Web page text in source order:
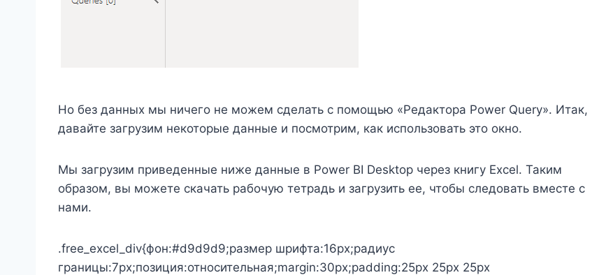
Но без данных мы ничего не можем сделать с помощью «Редактора Power Query». Итак,
давайте загрузим некоторые данные и посмотрим, как использовать это окно.
Мы загрузим приведенные ниже данные в Power BI Desktop через книгу Excel. Таким
образом, вы можете скачать рабочую тетрадь и загрузить ее, чтобы следовать вместе с
нами.
.free_excel_div{фон:#d9d9d9;размер шрифта:16px;радиус
границы:7px;позиция:относительная;margin:30px;padding:25px 25px 25px